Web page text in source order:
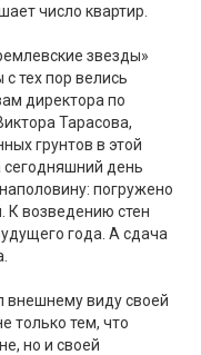
число квартир.
звезды»
с тех пор велись
директора по
Тарасова,
грунтов в этой
сегодняшний день
погружено
К возведению стен
года. А сдача
внешнему виду своей
только тем, что
но и своей